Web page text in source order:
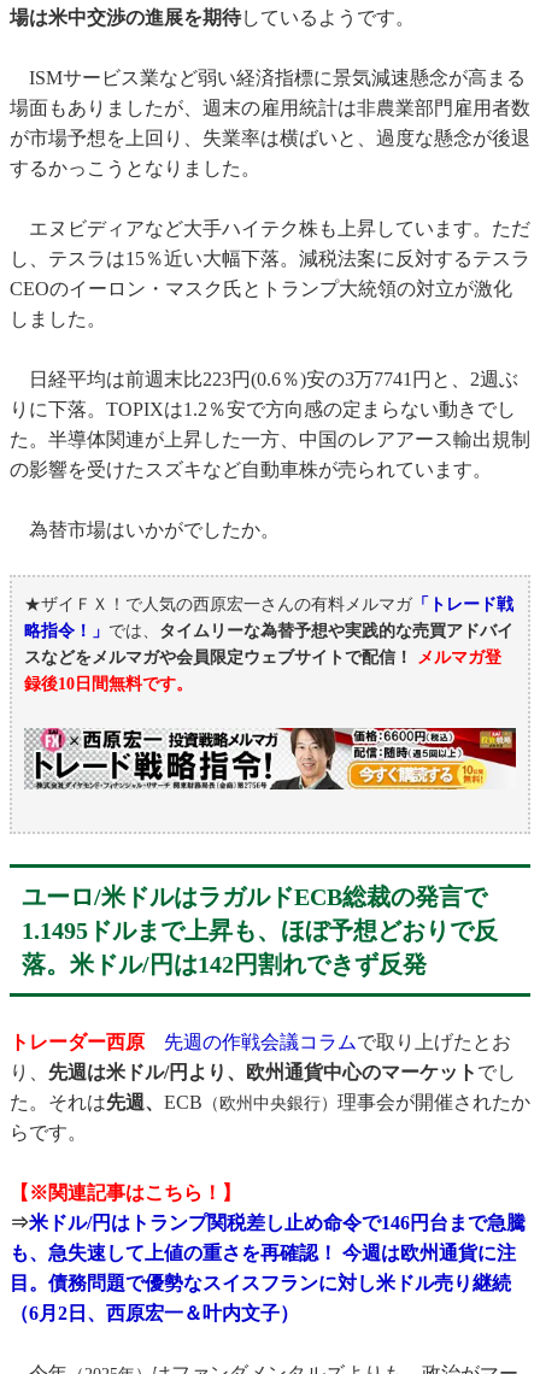
場は米中交渉の進展を期待しているようです。
ISMサービス業など弱い経済指標に景気減速懸念が高まる
場面もありましたが、週末の雇用統計は非農業部門雇用者数
が市場予想を上回り、失業率は横ばいと、過度な懸念が後退
するかっこうとなりました。
エヌビディアなど大手ハイテク株も上昇しています。ただ
し、テスラは15％近い大幅下落。減税法案に反対するテスラ
CEOのイーロン・マスク氏とトランプ大統領の対立が激化
しました。
日経平均は前週末比223円(0.6％)安の3万7741円と、2週ぶ
りに下落。TOPIXは1.2％安で方向感の定まらない動きでし
た。半導体関連が上昇した一方、中国のレアアース輸出規制
の影響を受けたスズキなど自動車株が売られています。
為替市場はいかがでしたか。
★ザイＦＸ！で人気の西原宏一さんの有料メルマガ「トレード戦
略指令！」 では、 タイムリーな為替予想や実践的な売買アドバイ
スなどをメルマガや会員限定ウェブサイトで配信！
メルマガ登
録後10日間無料です。
ユーロ/米ドルはラガルドECB総裁の発言で
1.1495ドルまで上昇も、ほぼ予想どおりで反
落。米ドル/円は142円割れできず反発
トレーダー西原 先週の作戦会議コラムで取り上げたとお
り、 先週は米ドル/円より、欧州通貨中心のマーケット でし
た。それは先週、 ECB （欧州中央銀行） 理事会が開催されたか
らです。
【※関連記事はこちら！】
⇒米ドル/円はトランプ関税差し止め命令で146円台まで急騰
も、急失速して上値の重さを再確認！ 今週は欧州通貨に注
目。債務問題で優勢なスイスフランに対し米ドル売り継続
（6月2日、西原宏一＆叶内文子）